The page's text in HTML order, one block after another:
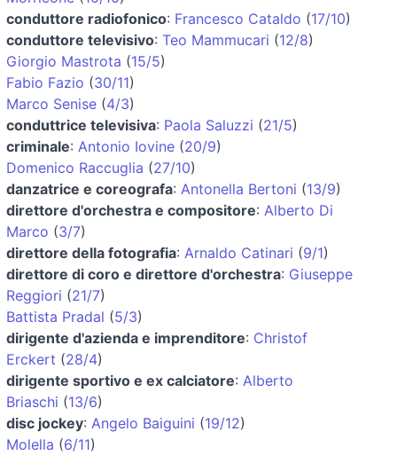
conduttore radiofonico: Francesco Cataldo (17/10)
conduttore televisivo: Teo Mammucari (12/8)
Giorgio Mastrota (15/5)
Fabio Fazio (30/11)
Marco Senise (4/3)
conduttrice televisiva: Paola Saluzzi (21/5)
criminale: Antonio Iovine (20/9)
Domenico Raccuglia (27/10)
danzatrice e coreografa: Antonella Bertoni (13/9)
direttore d'orchestra e compositore: Alberto Di
Marco (3/7)
direttore della fotografia: Arnaldo Catinari (9/1)
direttore di coro e direttore d'orchestra: Giuseppe
Reggiori (21/7)
Battista Pradal (5/3)
dirigente d'azienda e imprenditore: Christof
Erckert (28/4)
dirigente sportivo e ex calciatore: Alberto
Briaschi (13/6)
disc jockey: Angelo Baiguini (19/12)
Molella (6/11)